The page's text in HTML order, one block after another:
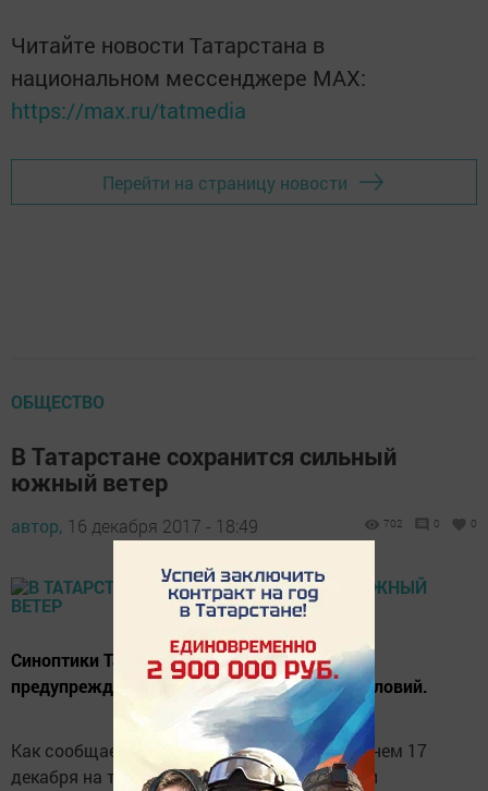
Читайте новости Татарстана в
национальном мессенджере MАХ:
https://max.ru/tatmedia
Перейти на страницу новости
ОБЩЕСТВО
В Татарстане сохранится сильный
южный ветер
автор, 16 декабря 2017 - 18:49 702 0 0
Синоптики Татарстана распространили
предупреждение об ухудшении погодных условий.
Как сообщает Гидрометцентр РТ, ночью и днем 17
декабря на территории республики местами